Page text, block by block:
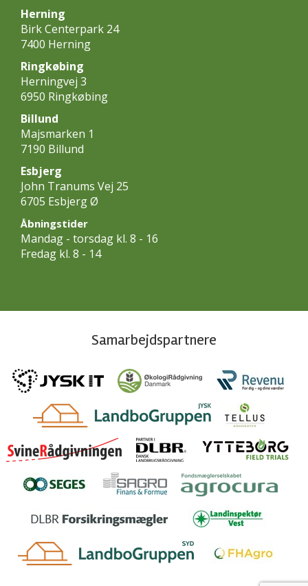
Herning
Birk Centerpark 24
7400 Herning
Ringkøbing
Herningvej 3
6950 Ringkøbing
Billund
Majsmarken 1
7190 Billund
Esbjerg
John Tranums Vej 25
6705 Esbjerg Ø
Åbningstider
Mandag - torsdag kl. 8 - 16
Fredag kl. 8 - 14
Samarbejdspartnere